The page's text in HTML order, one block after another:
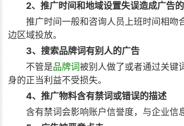
2、推广时间和地域设置失误造成广告
推广时间一般和咨询人员上班时间相吻
边区域投放。
3、搜索品牌词有别人的广告
不管是品牌词被别人做了或者通过关键
身的正当利益不受损失。
4、推广物料含有禁词或错误的描述
含有禁词会影响账户信誉度，与企业信